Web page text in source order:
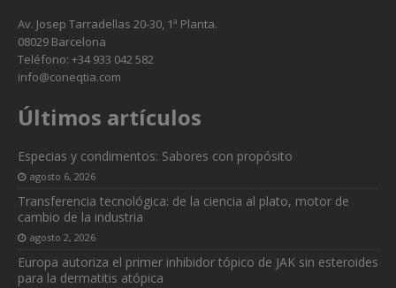
Av. Josep Tarradellas 20-30, 1ª Planta.
08029 Barcelona
Teléfono: +34 933 042 582
info@coneqtia.com
Últimos artículos
Especias y condimentos: Sabores con propósito
agosto 6, 2026
Transferencia tecnológica: de la ciencia al plato, motor de
cambio de la industria
agosto 2, 2026
Europa autoriza el primer inhibidor tópico de JAK sin esteroides
para la dermatitis atópica